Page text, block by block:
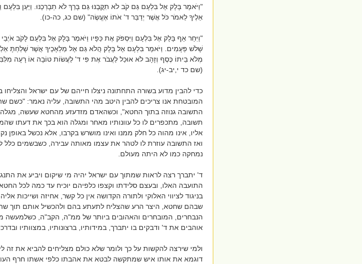
"וַיֹּאמֶר בָּלָק אֶל בִּלְעָם גַּם קֹב לֹא תִקֳּבֶנּוּ גַּם בָּרֵךְ לֹא תְבָרְכֶנּוּ. וַיַּעַן
אֵלֶיךָ לֵאמֹר כֹּל אֲשֶׁר יְדַבֵּר ד' אֹתוֹ אֶעֱשֶׂה" (שם כג, כה-כו).
"וַיִּחַר אַף בָּלָק אֶל בִּלְעָם וַיִּסְפֹּק אֶת כַּפָּיו וַיֹּאמֶר בָּלָק אֶל בִּלְעָם לָקֹב
שָׁלֹשׁ פְּעָמִים. וַיֹּאמֶר בִּלְעָם אֶל בָּלָק הֲלֹא גַּם אֶל מַלְאָכֶיךָ אֲשֶׁר שָׁלַחְתָּ
מְלֹא בֵיתוֹ כֶּסֶף וְזָהָב לֹא אוּכַל לַעֲבֹר אֶת פִּי ד' לַעֲשׂוֹת טוֹבָה אוֹ רָעָה
(שם כד י,יב-יג).
כדי להבין מדוע בשורה התחתונה ניצלו חייהם של עם ישראל
המובטחת אנו צריכים להבין היטב מהי התשובה, עליה נאמר: "כשם
התשובה גנוזה בתוך החטא", וכשהאדם מזדעזע מהחטא שעשה, מגלה
תשובה, מתכפרים לו כל עוונותיו מאחר ומגלה הוא בכך את דעתו
אליו, אינו מהוה כל חלק ממנו ואינו מושרש בקרבו, אלא נכשל באופן
ואז התשובה עוזרת לו לטהר את עצמו מאותה עבירה, כשבשמים כלל
נמחקה כמו לא היתה מעולם.
ד' יתברך רצה לראות שמתוך עם ישראל יהיה מי שיקום ויביע את
התועבה האלו, ובעצם סלידתו וקצפו כלפיהם יוכיח עד כמה לכל
בניגוד לציווי האלוקי ולתורה הקדושה אין כל קשר, אחיזה ושייכות
שבהם שחטא, היצר הרע שהצליח לתעתע בהם ולהכשיל אותם תוך
הנבחרים, המובחרים והאהובים ביותר של ממ"ה, הקב"ה, כשלמעשה
אוהבים את ד' ודבקים בו יתברך, במידותיו, ברצונותיו, במצוותיו
ולמי שירצה להקשות על כך ולומר שלא כולם מצליחים להביא את זה
דוגמא את אותו איש שמתקשה לבטא את אהבתו כלפי אשתו חרף